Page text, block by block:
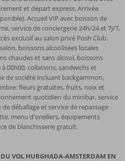
et départ express, Arrivée
Accueil VIP avec boisson de
service de conciergerie 24h/24 et 7j/7,
exclusif au salon privé Posh Club.
boissons alcoolisées locales
chaudes et sans alcool, boissons
00h00, collations, sandwichs et
de société incluant backgammon,
fleurs gratuites, fruits, noix et
quotidien du minibar, service
déballage et service de repassage
menu d'oreillers, équipements
de blanchisserie gratuit.
VOL HURGHADA-AMSTERDAM EN